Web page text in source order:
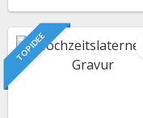
TOP IDEE